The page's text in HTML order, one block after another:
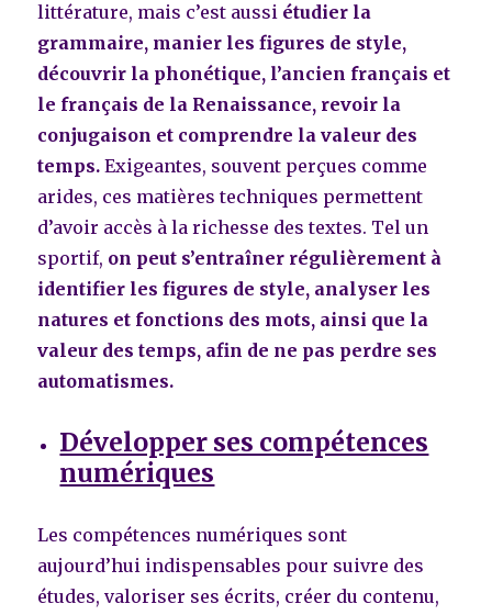
littérature, mais c’est aussi étudier la
grammaire, manier les figures de style,
découvrir la phonétique, l’ancien français et
le français de la Renaissance, revoir la
conjugaison et comprendre la valeur des
temps. Exigeantes, souvent perçues comme
arides, ces matières techniques permettent
d’avoir accès à la richesse des textes. Tel un
sportif, on peut s’entraîner régulièrement à
identifier les figures de style, analyser les
natures et fonctions des mots, ainsi que la
valeur des temps, afin de ne pas perdre ses
automatismes.
Développer ses compétences
numériques
Les compétences numériques sont
aujourd’hui indispensables pour suivre des
études, valoriser ses écrits, créer du contenu,